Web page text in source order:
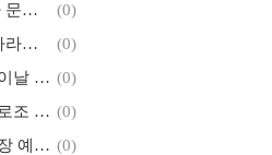
생신 축하 메시지, 생신 축하 문자 추천, 시댁 생신 축하문자, 장모님 생신 축하 문자 추천
(0)
무료 면접 정장 대여 방법, 나라에서 빌려주는 면접 정장, 온통청년, 서울시 취업날개서비스
(0)
어린이날 포토존 문구, 어린이날 현수막 문구, 어린이날 행사 준비 (0)
아이유렌즈, 수지렌즈, 인터로조 주가, 인터로조 거래정지, 상장폐지 수순? (0)
장례식장 조문 순서, 장례식장 예절, 장례식 절차 확인하기 (0)